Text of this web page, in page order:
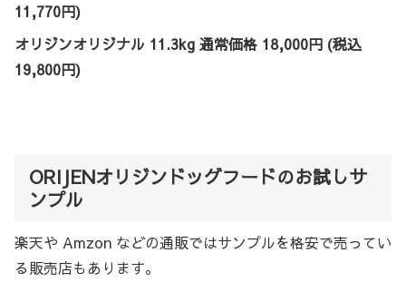
11,770円)
オリジンオリジナル 11.3kg 通常価格 18,000円 (税込
19,800円)
ORIJENオリジンドッグフードのお試しサ
ンプル
楽天や Amzon などの通販ではサンプルを格安で売ってい
る販売店もあります。